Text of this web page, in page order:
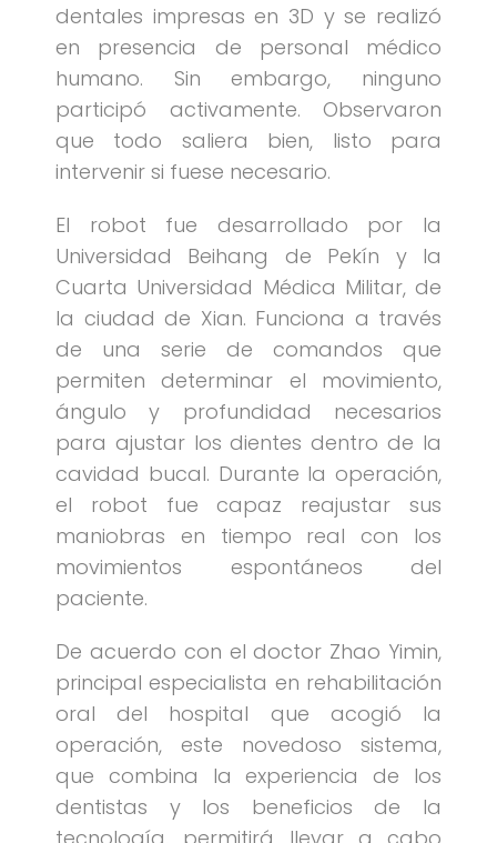
dentales impresas en 3D y se realizó
en presencia de personal médico
humano. Sin embargo, ninguno
participó activamente. Observaron
que todo saliera bien, listo para
intervenir si fuese necesario.
El robot fue desarrollado por la
Universidad Beihang de Pekín y la
Cuarta Universidad Médica Militar, de
la ciudad de Xian. Funciona a través
de una serie de comandos que
permiten determinar el movimiento,
ángulo y profundidad necesarios
para ajustar los dientes dentro de la
cavidad bucal. Durante la operación,
el robot fue capaz reajustar sus
maniobras en tiempo real con los
movimientos espontáneos del
paciente.
De acuerdo con el doctor Zhao Yimin,
principal especialista en rehabilitación
oral del hospital que acogió la
operación, este novedoso sistema,
que combina la experiencia de los
dentistas y los beneficios de la